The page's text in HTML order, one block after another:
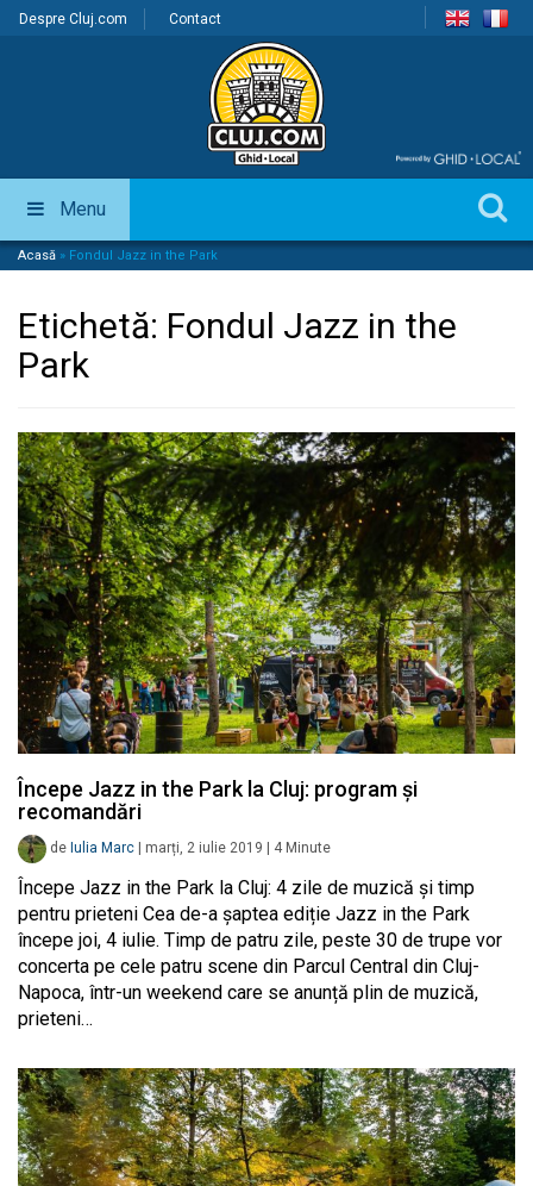
Despre Cluj.com Contact
Menu
Acasă » Fondul Jazz in the Park
Etichetă: Fondul Jazz in the
Park
Începe Jazz in the Park la Cluj: program și
recomandări
de Iulia Marc marți, 2 iulie 2019 4 Minute
Începe Jazz in the Park la Cluj: 4 zile de muzică și timp
pentru prieteni Cea de-a șaptea ediție Jazz in the Park
începe joi, 4 iulie. Timp de patru zile, peste 30 de trupe vor
concerta pe cele patru scene din Parcul Central din Cluj-
Napoca, într-un weekend care se anunță plin de muzică,
prieteni…